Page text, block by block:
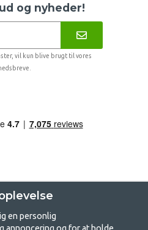
og nyheder!
vil kun blive brugt til vores
en personlig